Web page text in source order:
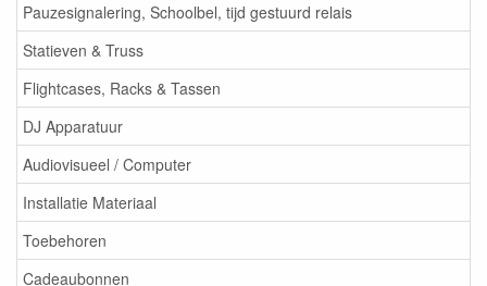
Pauzesignalering, Schoolbel, tijd gestuurd relais
Statieven & Truss
Flightcases, Racks & Tassen
DJ Apparatuur
Audiovisueel / Computer
Installatie Materiaal
Toebehoren
Cadeaubonnen